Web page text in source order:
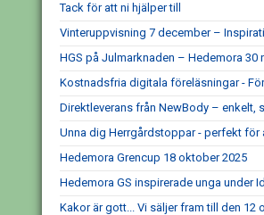
Tack för att ni hjälper till
Vinteruppvisning 7 december –
HGS på Julmarknaden – Hedemora 30
Kostnadsfria digitala föreläsningar -
Direktleverans från NewBody – enkelt,
Unna dig Herrgårdstoppar - perfekt för
Hedemora Grencup 18 oktober 2025
Hedemora GS inspirerade unga under
Kakor är gott... Vi säljer fram till den 12